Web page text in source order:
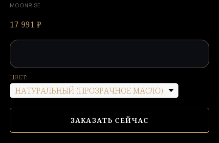
MOONRISE
17 991 ₽
ЦВЕТ:
ЗАКАЗАТЬ СЕЙЧАС